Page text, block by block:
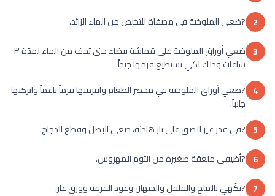
2 ?ضعي الملوخية في مصفاة للتخلص من الماء الزائد.
3
ضعي أوراق الملوخية على قماشة بيضاء حتى تجف من الماء لمدّة ٣
ساعات وذلك لكي نستطيع فرمها جيداً.
4 ?ضعي أوراق الملوخية في محضر الطعام وافرميها فرماً ناعماً واتركيها
جانباً.
5 ?في قدر غير لاصق على نار هادئة، ضعي البصل وقطع الدجاج.
6 ?أضيفي ملعقة صغيرة من الثوم المهروس.
7 ?نكّهي بالملح والفلفل والحبهان وعود القرفة وورق غار.